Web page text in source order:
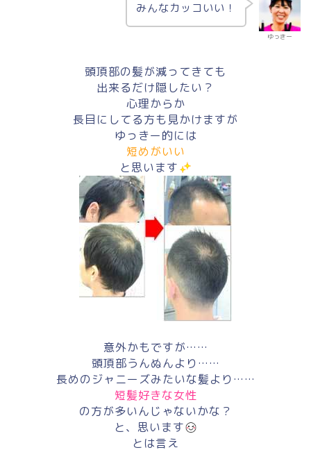
ゆっきー
みんなカッコいい！
頭頂部の髪が減ってきても
出来るだけ隠したい？
心理からか
長目にしてる方も見かけますが
ゆっきー的には
短めがいい
と思います
意外かもですが……
頭頂部うんぬんより……
長めのジャニーズみたいな髪より……
短髪好きな女性
の方が多いんじゃないかな？
と、思います
とは言え